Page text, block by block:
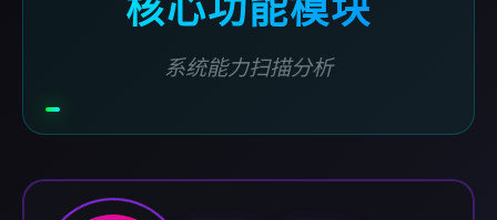
核心功能模块
系统能力扫描分析